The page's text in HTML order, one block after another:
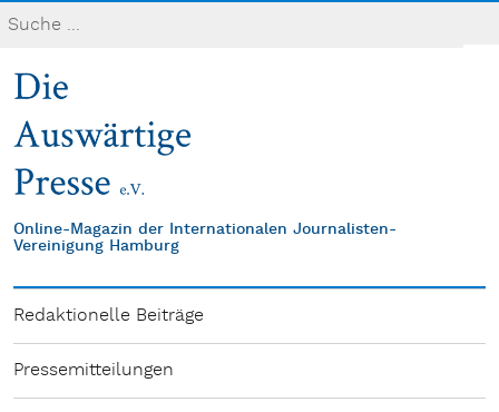
Online-Magazin der Internationalen Journalisten-
Vereinigung Hamburg
Redaktionelle Beiträge
Pressemitteilungen